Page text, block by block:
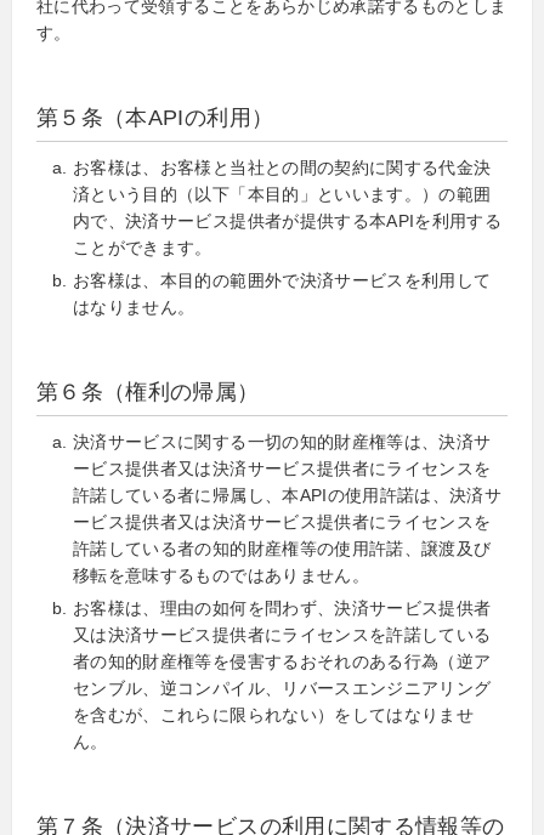
社に代わって受領することをあらかじめ承諾するものとしま
す。
第５条（本APIの利用）
お客様は、お客様と当社との間の契約に関する代金決
済という目的（以下「本目的」といいます。）の範囲
内で、決済サービス提供者が提供する本APIを利用する
ことができます。
お客様は、本目的の範囲外で決済サービスを利用して
はなりません。
第６条（権利の帰属）
決済サービスに関する一切の知的財産権等は、決済サ
ービス提供者又は決済サービス提供者にライセンスを
許諾している者に帰属し、本APIの使用許諾は、決済サ
ービス提供者又は決済サービス提供者にライセンスを
許諾している者の知的財産権等の使用許諾、譲渡及び
移転を意味するものではありません。
お客様は、理由の如何を問わず、決済サービス提供者
又は決済サービス提供者にライセンスを許諾している
者の知的財産権等を侵害するおそれのある行為（逆ア
センブル、逆コンパイル、リバースエンジニアリング
を含むが、これらに限られない）をしてはなりませ
ん。
第７条（決済サービスの利用に関する情報等の